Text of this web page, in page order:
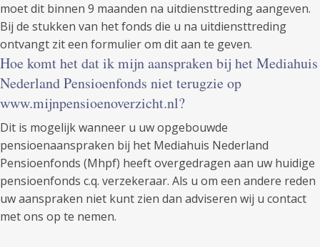
moet dit binnen 9 maanden na uitdiensttreding aangeven.
Bij de stukken van het fonds die u na uitdiensttreding
ontvangt zit een formulier om dit aan te geven.
Hoe komt het dat ik mijn aanspraken bij het Mediahuis
Nederland Pensioenfonds niet terugzie op
www.mijnpensioenoverzicht.nl?
Dit is mogelijk wanneer u uw opgebouwde
pensioenaanspraken bij het Mediahuis Nederland
Pensioenfonds (Mhpf) heeft overgedragen aan uw huidige
pensioenfonds c.q. verzekeraar. Als u om een andere reden
uw aanspraken niet kunt zien dan adviseren wij u contact
met ons op te nemen.